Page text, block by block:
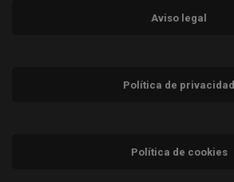
Aviso legal
Política de privacidad
Política de cookies